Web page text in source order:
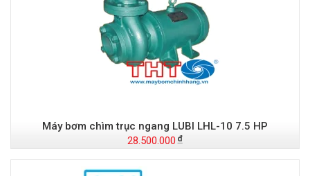
Máy bơm chìm trục ngang LUBI LHL-10 7.5 HP
28.500.000